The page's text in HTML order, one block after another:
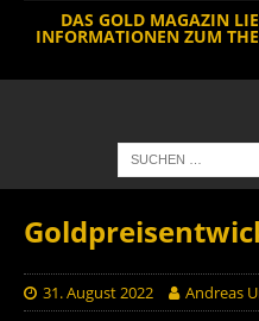
DAS GOLD MAGAZIN
INFORMATIONEN ZUM
31. August 2022 Andreas